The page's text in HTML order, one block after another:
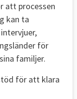
att processen
kan ta
för
familjer.
för att klara